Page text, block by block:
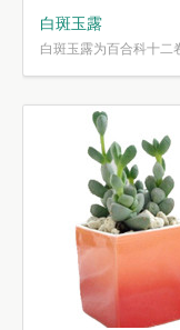
白斑玉露
白斑玉露为百合科十二